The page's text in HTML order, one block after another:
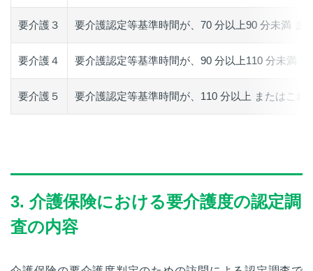
要介護３ 要介護認定等基準時間が、70 分以上90 分未満 ま
要介護４ 要介護認定等基準時間が、90 分以上110 分未満
要介護５ 要介護認定等基準時間が、110 分以上 またはこれ
3. 介護保険における要介護度の認定調
査の内容